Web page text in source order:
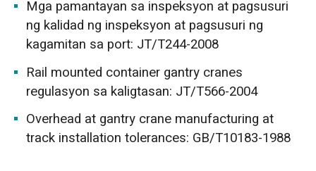
Mga pamantayan sa inspeksyon at pagsusuri
ng kalidad ng inspeksyon at pagsusuri ng
kagamitan sa port: JT/T244-2008
Rail mounted container gantry cranes
regulasyon sa kaligtasan: JT/T566-2004
Overhead at gantry crane manufacturing at
track installation tolerances: GB/T10183-1988